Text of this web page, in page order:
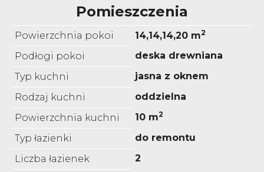
Pomieszczenia
Powierzchnia pokoi 14,14,14,20 m2
Podłogi pokoi
deska drewniana
Typ kuchni
jasna z oknem
Rodzaj kuchni
oddzielna
Powierzchnia kuchni
10 m2
Typ łazienki
do remontu
Liczba łazienek
2